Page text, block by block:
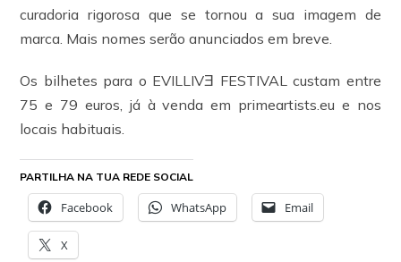
curadoria rigorosa que se tornou a sua imagem de
marca. Mais nomes serão anunciados em breve.
Os bilhetes para o EVILLIVƎ FESTIVAL custam entre
75 e 79 euros, já à venda em primeartists.eu e nos
locais habituais.
PARTILHA NA TUA REDE SOCIAL
Facebook WhatsApp Email
X